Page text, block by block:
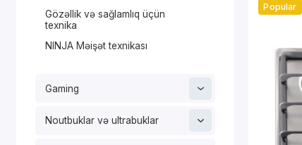
Gözəllik və sağlamlıq üçün
texnika
NINJA Məişət texnikası
Gaming
Noutbuklar və ultrabuklar
Popular